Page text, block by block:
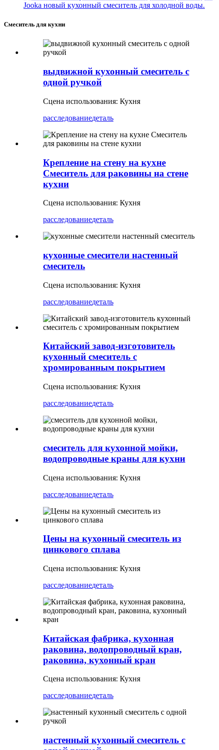
Jooka новый кухонный смеситель для холодной воды.
Смеситель для кухни
выдвижной кухонный смеситель с
одной ручкой
Сцена использования: Кухня
расследованиедеталь
Крепление на стену на кухне
Смеситель для раковины на стене
кухни
Сцена использования: Кухня
расследованиедеталь
кухонные смесители настенный
смеситель
Сцена использования: Кухня
расследованиедеталь
Китайский завод-изготовитель
кухонный смеситель с
хромированным покрытием
Сцена использования: Кухня
расследованиедеталь
смеситель для кухонной мойки,
водопроводные краны для кухни
Сцена использования: Кухня
расследованиедеталь
Цены на кухонный смеситель из
цинкового сплава
Сцена использования: Кухня
расследованиедеталь
Китайская фабрика, кухонная
раковина, водопроводный кран,
раковина, кухонный кран
Сцена использования: Кухня
расследованиедеталь
настенный кухонный смеситель с